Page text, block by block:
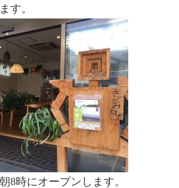
す。
8時にオープンします。